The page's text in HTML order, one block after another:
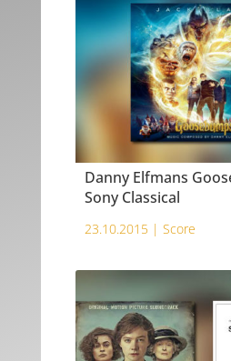
Danny Elfmans
Sony Classical
23.10.2015 | Score